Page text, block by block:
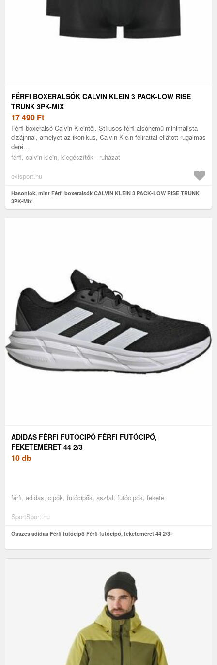
FÉRFI BOXERALSÓK CALVIN KLEIN 3 PACK-LOW RISE
TRUNK 3PK-MIX
17 490 Ft
Férfi boxeralsó Calvin Kleintől. Stílusos férfi alsónemű minimalista
dizájnnal, amelyet az ikonikus, Calvin Klein felirattal ellátott rugalmas
deré...
férfi, calvin klein, kiegészítők - ruházat
exisport.hu
Hasonlók, mint Férfi boxeralsók CALVIN KLEIN 3 PACK-LOW RISE TRUNK
3PK-Mix
ADIDAS FÉRFI FUTÓCIPŐ FÉRFI FUTÓCIPŐ,
FEKETEMÉRET 44 2/3
10 db
férfi, adidas, cipők, futócipők, aszfalt futócipők, fekete
SportSport.hu
Összes adidas Férfi futócipő Férfi futócipő, feketeméret 44 2/3